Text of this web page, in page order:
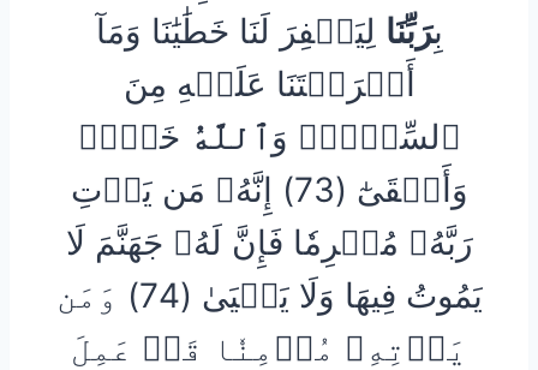
بِرَبِّنَا لِيَغۡفِرَ لَنَا خَطَٰيَٰنَا وَمَآ
أَكۡرَهۡتَنَا عَلَيۡهِ مِنَ
ٱلسِّحۡرِۗ وَٱللَّهُ خَيۡرٞ
وَأَبۡقَىٰٓ (73) إِنَّهُۥ مَن يَأۡتِ
رَبَّهُۥ مُجۡرِمٗا فَإِنَّ لَهُۥ جَهَنَّمَ لَا
يَمُوتُ فِيهَا وَلَا يَحۡيَىٰ (74) وَمَن
يَأۡتِهِۦ مُؤۡمِنٗا قَدۡ عَمِلَ